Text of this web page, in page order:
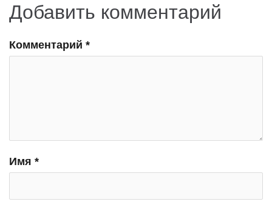
Добавить комментарий
Комментарий *
Имя *